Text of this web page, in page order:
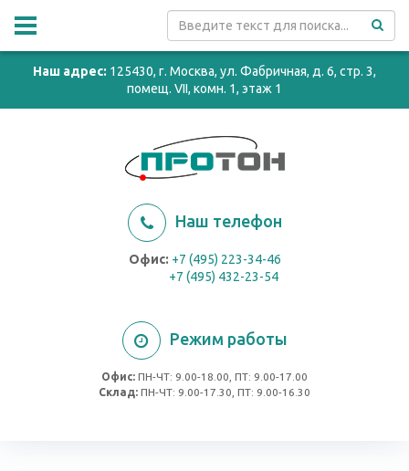
Наш адрес: 125430, г. Москва, ул. Фабричная, д. 6, стр. 3,
помещ. VII, комн. 1, этаж 1
Наш телефон
Офис: +7 (495) 223-34-46
+7 (495) 432-23-54
Режим работы
Офис: ПН-ЧТ: 9.00-18.00, ПТ: 9.00-17.00
Cклад: ПН-ЧТ: 9.00-17.30, ПТ: 9.00-16.30